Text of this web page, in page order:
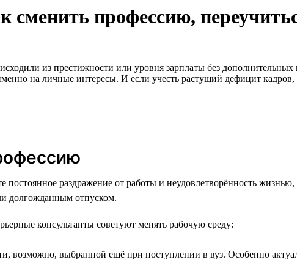
сменить профессию,
из престижности или уровня зарплаты без
на личные интересы. И если учесть растущий дефицит
раздражение от работы и неудовлетворённость
долгожданным отпуском.
консультанты советуют менять рабочую среду:
возможно, выбранной ещё при поступлении в вуз. Особенно